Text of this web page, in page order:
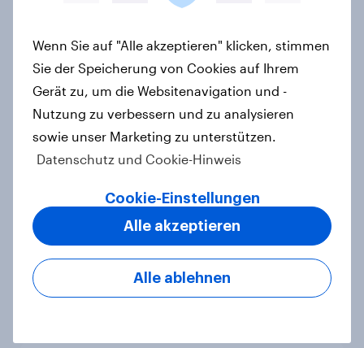
Finanz-Talk: Mit wem sprechen die
Deutschen eigentlich über Geld?
Einwanderungsbegrenzung –
Zivildienstgesetz ohne klare
Mehrheit, Zweifel an Notwendigkeit
der Vorlagen steigen
Wenn Sie auf "Alle akzeptieren" klicken, stimmen
Sie der Speicherung von Cookies auf Ihrem
Gerät zu, um die Websitenavigation und -
Nutzung zu verbessern und zu analysieren
sowie unser Marketing zu unterstützen.
Datenschutz und Cookie-Hinweis
Cookie-Einstellungen
Alle ablehnen
Alle akzeptieren